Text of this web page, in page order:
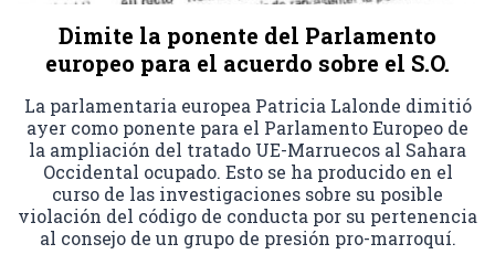
Dimite la ponente del Parlamento
europeo para el acuerdo sobre el S.O.
La parlamentaria europea Patricia Lalonde dimitió
ayer como ponente para el Parlamento Europeo de
la ampliación del tratado UE-Marruecos al Sahara
Occidental ocupado. Esto se ha producido en el
curso de las investigaciones sobre su posible
violación del código de conducta por su pertenencia
al consejo de un grupo de presión pro-marroquí.